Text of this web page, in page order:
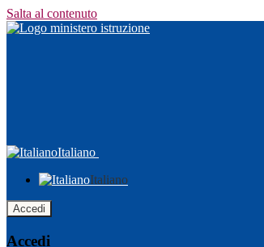
Salta al contenuto
Italiano
Italiano
Accedi
Accedi